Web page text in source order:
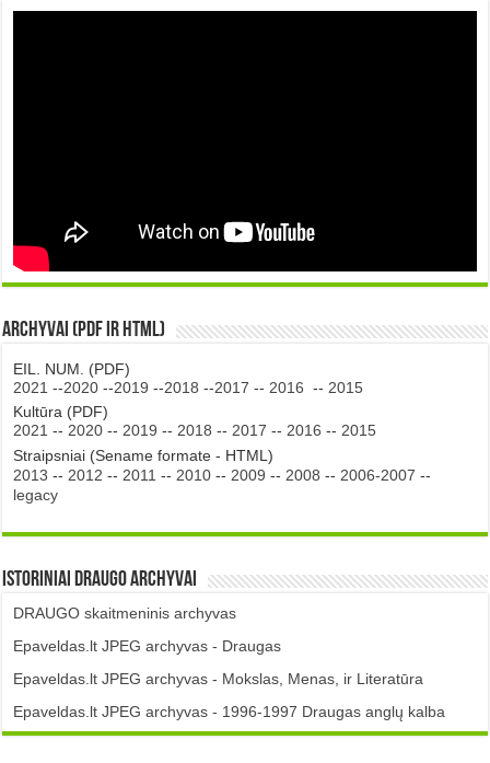
Archyvai (PDF ir HTML)
EIL. NUM. (PDF)
2021 --2020 --2019 --2018 --2017 --2016 --2015
Kultūra (PDF)
2021 --2020 --2019 --2018 --2017 --2016 --2015
Straipsniai (Sename formate - HTML)
2013 --2012 --2011 --2010 --2009 --2008 --2006-2007 --
legacy
Istoriniai DRAUGO Archyvai
DRAUGO skaitmeninis archyvas
Epaveldas.lt JPEG archyvas - Draugas
Epaveldas.lt JPEG archyvas - Mokslas, Menas, ir Literatūra
Epaveldas.lt JPEG archyvas - 1996-1997 Draugas anglų kalba